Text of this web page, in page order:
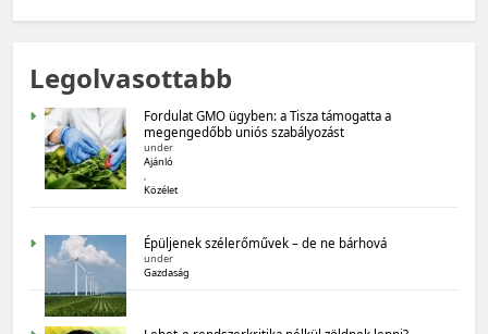
Magyarország számokban: Fogyasztói bizalom,
gazdasági várakozások
MAGYARORSZÁG SZÁMOKBAN
Legolvasottabb
Fordulat GMO ügyben: a Tisza támogatta a
megengedőbb uniós szabályozást
under
Ajánló
,
Közélet
Épüljenek szélerőművek – de ne bárhová
under
Gazdaság